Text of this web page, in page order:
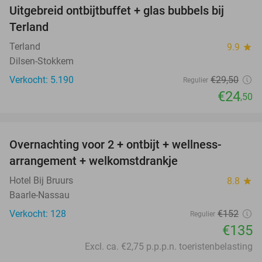
Uitgebreid ontbijtbuffet + glas bubbels bij
Terland
Terland 9.9 star
Dilsen-Stokkem
Verkocht: 5.190
Regulier €29,50
€24,50
Overnachting voor 2 + ontbijt + wellness-
arrangement + welkomstdrankje
Hotel Bij Bruurs 8.8 star
Baarle-Nassau
Verkocht: 128
Regulier €152
€135
Excl. ca. €2,75 p.p.p.n. toeristenbelasting